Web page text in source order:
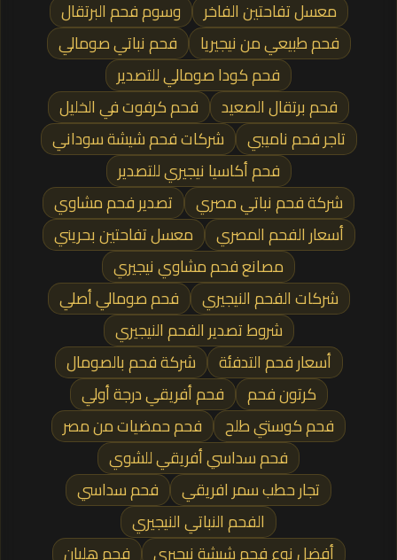
معسل تفاحتين الفاخر
وسوم فحم البرتقال
فحم طبيعي من نيجيريا
فحم نباتي صومالي
فحم كودا صومالي للتصدير
فحم برتقال الصعيد
فحم كرفوت في الخليل
تاجر فحم ناميبي
شركات فحم شيشة سوداني
فحم أكاسيا نيجيري للتصدير
شركة فحم نباتي مصري
تصدير فحم مشاوي
أسعار الفحم المصري
معسل تفاحتين بحريني
مصانع فحم مشاوي نيجيري
شركات الفحم النيجيري
فحم صومالي أصلي
شروط تصدير الفحم النيجيري
أسعار فحم التدفئة
شركة فحم بالصومال
كرتون فحم
فحم أفريقي درجة أولي
فحم كوستي طلح
فحم حمضيات من مصر
فحم سداسي أفريقي للشوي
تجار حطب سمر افريقي
فحم سداسي
الفحم النباتي النيجيري
أفضل نوع فحم شيشة نيجيري
فحم هلبان